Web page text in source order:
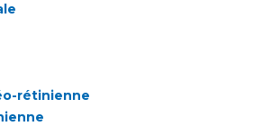
Nord
presse
rétinienne